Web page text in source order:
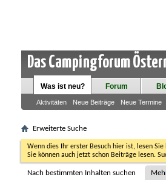
Das Campingforum
Was ist neu?
Aktivitäten Neue Beiträge Neue Termine
Forum
Erweiterte Suche
Wenn dies Ihr erster Besuch hier ist, lesen
Sie können auch jetzt schon Beiträge lesen.
Nach bestimmten Inhalten suchen